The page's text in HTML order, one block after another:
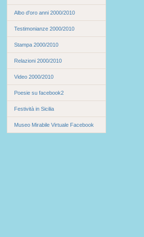
Albo d'oro anni 2000/2010
Testimonianze 2000/2010
Stampa 2000/2010
Relazioni 2000/2010
Video 2000/2010
Poesie su facebook2
Festività in Sicilia
Museo Mirabile Virtuale Facebook